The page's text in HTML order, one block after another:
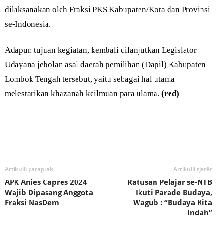
dilaksanakan oleh Fraksi PKS Kabupaten/Kota dan Provinsi
se-Indonesia.
Adapun tujuan kegiatan, kembali dilanjutkan Legislator
Udayana jebolan asal daerah pemilihan (Dapil) Kabupaten
Lombok Tengah tersebut, yaitu sebagai hal utama
melestarikan khazanah keilmuan para ulama. (red)
Artikulli paraprak
APK Anies Capres 2024
Wajib Dipasang Anggota
Fraksi NasDem
Artikulli tjetër
Ratusan Pelajar se-NTB
Ikuti Parade Budaya,
Wagub : “Budaya Kita
Indah”